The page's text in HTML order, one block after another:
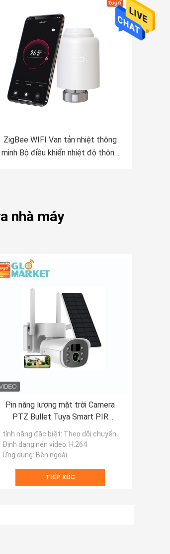
ZigBee WIFI Van tản nhiệt thông
minh Bộ điều khiển nhiệt độ thông
nhà máy
Pin năng lượng mặt trời Camera
PTZ Bullet Tuya Smart PIR
Motion WiFi 2MP CCTV Camera
IP an ninh
tính năng đặc biệt: Theo dõi chuyển động của con người, TẦM NHÌN ĐÊM, Chống nước / Chịu thời tiết
Định dạng nén video: H.264
Ứng dụng: Bên ngoài
TIẾP XÚC